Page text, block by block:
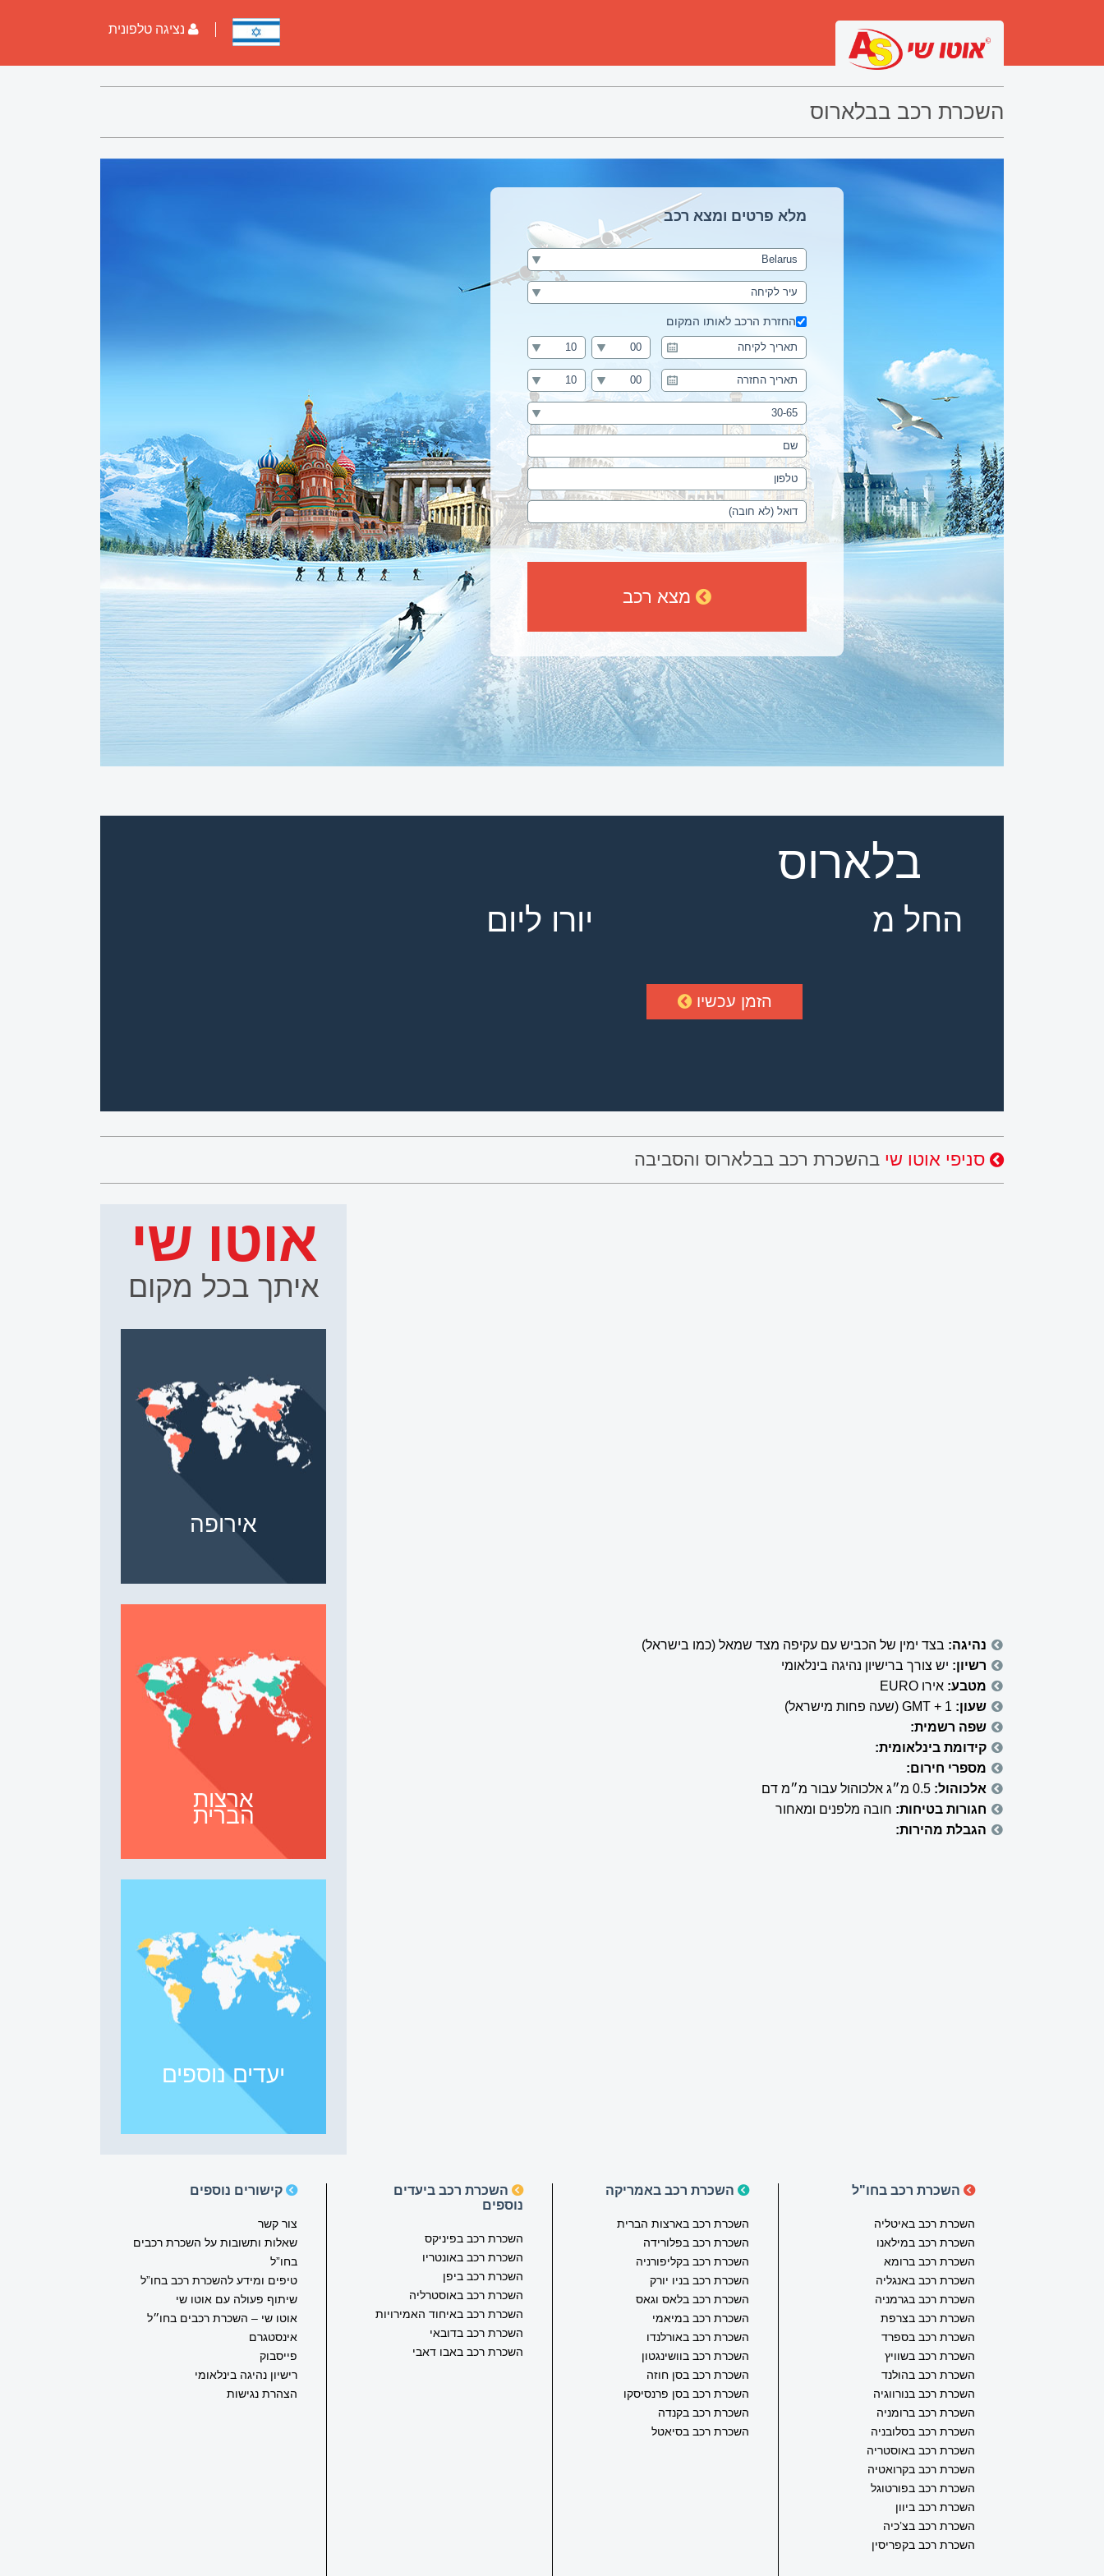
נציגה טלפונית
השכרת רכב בבלארוס
מלא פרטים ומצא רכב
החזרת הרכב לאותו המקום
מצא רכב
בלארוס
החל מ יורו ליום
הזמן עכשיו
סניפי אוטו שי בהשכרת רכב בבלארוס והסביבה
נהיגה: בצד ימין של הכביש עם עקיפה מצד שמאל (כמו בישראל)
רשיון: יש צורך ברישיון נהיגה בינלאומי
מטבע: אירו EURO
שעון: GMT + 1 (שעה פחות מישראל)
שפה רשמית:
קידומת בינלאומית:
מספרי חירום:
אלכוהול: 0.5 מ״ג אלכוהול עבור מ״מ דם
חגורות בטיחות: חובה מלפנים ומאחור
הגבלת מהירות:
אוטו שי
איתך בכל מקום
אירופה
ארצות
הברית
יעדים נוספים
השכרת רכב בחו"ל
השכרת רכב באיטליה
השכרת רכב במילאנו
השכרת רכב ברומא
השכרת רכב באנגליה
השכרת רכב בגרמניה
השכרת רכב בצרפת
השכרת רכב בספרד
השכרת רכב בשוויץ
השכרת רכב בהולנד
השכרת רכב בנורווגיה
השכרת רכב ברומניה
השכרת רכב בסלובניה
השכרת רכב באוסטריה
השכרת רכב בקרואטיה
השכרת רכב בפורטוגל
השכרת רכב ביוון
השכרת רכב בצ’כיה
השכרת רכב בקפריסין
השכרת רכב באמריקה
השכרת רכב בארצות הברית
השכרת רכב בפלורידה
השכרת רכב בקליפורניה
השכרת רכב בניו יורק
השכרת רכב בלאס וגאס
השכרת רכב במיאמי
השכרת רכב באורלנדו
השכרת רכב בוושינגטון
השכרת רכב בסן חוזה
השכרת רכב בסן פרנסיסקו
השכרת רכב בקנדה
השכרת רכב בסיאטל
השכרת רכב ביעדים
נוספים
השכרת רכב בפיניקס
השכרת רכב באונטריו
השכרת רכב ביפן
השכרת רכב באוסטרליה
השכרת רכב באיחוד האמירויות
השכרת רכב בדובאי
השכרת רכב באבו דאבי
קישורים נוספים
צור קשר
שאלות ותשובות על השכרת רכבים
בחו”ל
טיפים ומידע להשכרת רכב בחו”ל
שיתוף פעולה עם אוטו שי
אוטו שי – השכרת רכבים בחו״ל
אינסטגרם
פייסבוק
רישיון נהיגה בינלאומי
הצהרת נגישות